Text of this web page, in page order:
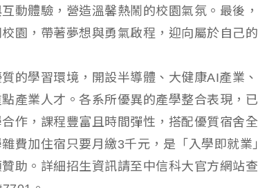
動體驗，營造溫馨熱鬧的校園氣氛。最後
園，帶著夢想與勇氣啟程，迎向屬於自己
的學習環境，開設半導體、大健康AI產業
產業人才。各系所優異的產學整合表現，
作，課程豐富且時間彈性，搭配優質宿舍
費加住宿只要月繳3千元，是「入學即就業
助。詳細招生資訊請至中信科大官方網站